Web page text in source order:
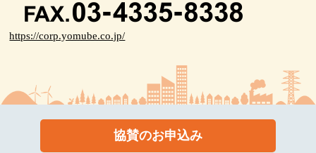
https://corp.yomube.co.jp/
協賛のお申込み